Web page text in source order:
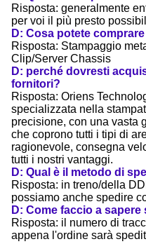
Risposta: generalmente
per voi il più presto
D: Cosa potete
Risposta: Stampaggio
Clip/Server Chassis
D: perché dovresti
fornitori?
Risposta: Oriens
specializzata nella
precisione, con una vasta
che coprono tutti i tipi di
ragionevole, consegna
tutti i nostri vantaggi.
D: Qual è il metodo di
Risposta: in treno/della
possiamo anche spedire
D: Come faccio a
Risposta: il numero di
appena l'ordine sarà